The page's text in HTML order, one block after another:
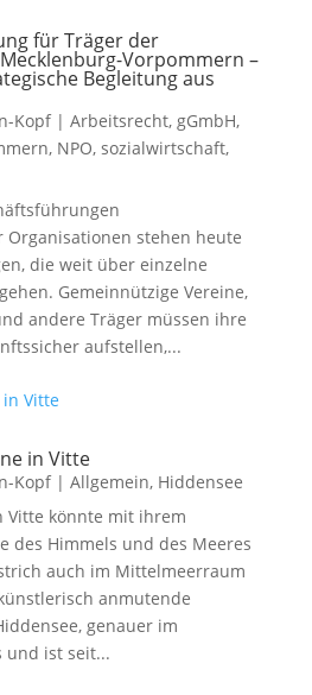
für Träger der
Vorpommern –
Begleitung aus
Kopf| Arbeitsrecht, gGmbH,
, NPO, sozialwirtschaft,
stehen heute
die weit über einzelne
Gemeinnützige Vereine,
andere Träger müssen ihre
aufstellen,...
in Vitte
Kopf| Allgemein, Hiddensee
Vitte könnte mit ihrem
des Himmels und des Meeres
auch im Mittelmeerraum
anmutende
genauer im
und ist seit...